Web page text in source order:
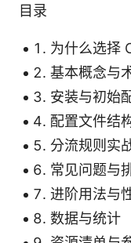
目录
为什么选择
基本概念与
安装与初始
配置文件结
分流规则实
常见问题与
进阶用法与
数据与统计